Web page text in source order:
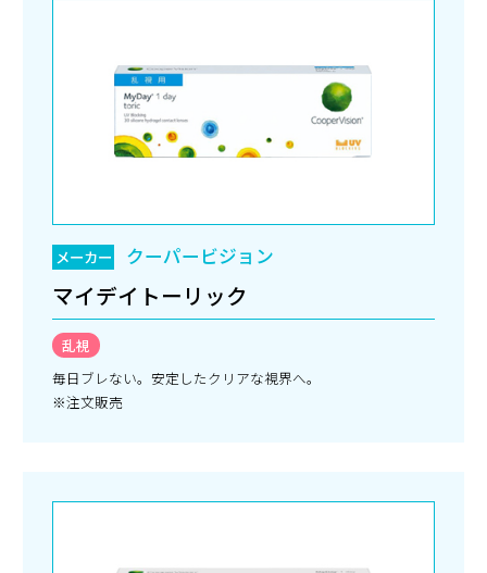
メーカー クーパービジョン
マイデイトーリック
乱視
毎日ブレない。安定したクリアな視界へ。
※注文販売